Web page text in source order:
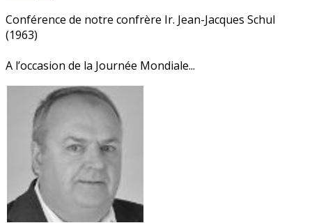
Conférence de notre confrère Ir. Jean-Jacques Schul
(1963)
A l’occasion de la Journée Mondiale...